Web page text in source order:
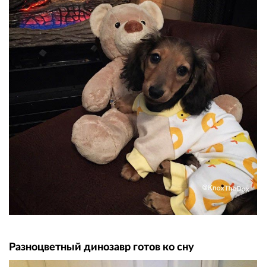
Разноцветный динозавр готов ко сну